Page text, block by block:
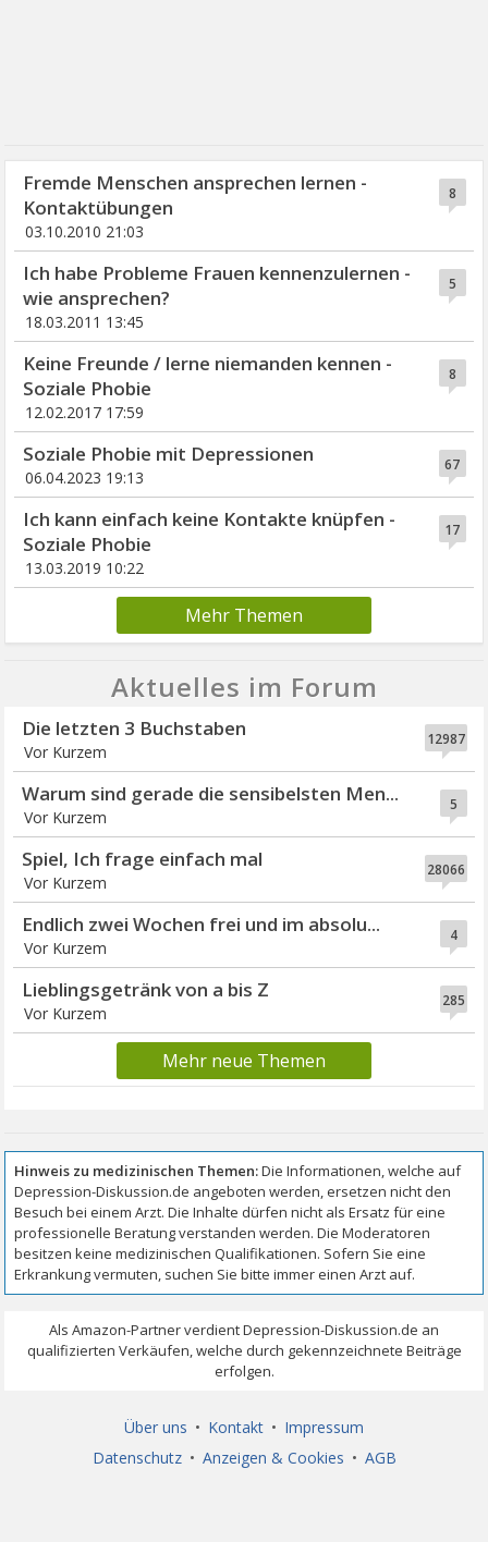
8
Fremde Menschen ansprechen lernen -
Kontaktübungen
03.10.2010 21:03
5
Ich habe Probleme Frauen kennenzulernen -
wie ansprechen?
18.03.2011 13:45
8
Keine Freunde / lerne niemanden kennen -
Soziale Phobie
12.02.2017 17:59
67
Soziale Phobie mit Depressionen
06.04.2023 19:13
17
Ich kann einfach keine Kontakte knüpfen -
Soziale Phobie
13.03.2019 10:22
Mehr Themen
Aktuelles im Forum
12987
Die letzten 3 Buchstaben
Vor Kurzem
5
Warum sind gerade die sensibelsten Men...
Vor Kurzem
28066
Spiel, Ich frage einfach mal
Vor Kurzem
4
Endlich zwei Wochen frei und im absolu...
Vor Kurzem
285
Lieblingsgetränk von a bis Z
Vor Kurzem
Mehr neue Themen
Über uns • Kontakt • Impressum
Datenschutz • Anzeigen & Cookies • AGB